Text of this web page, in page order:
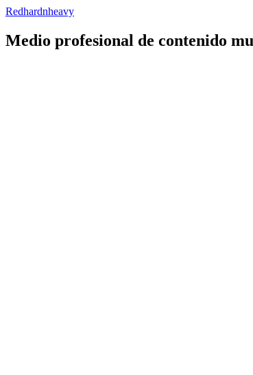
Redhardnheavy
Medio profesional de contenido